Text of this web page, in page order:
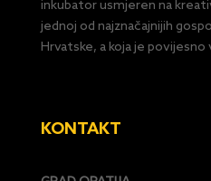
inkubator usmjeren na
jednoj od najznačajnijih
Hrvatske, a koja je
KONTAKT